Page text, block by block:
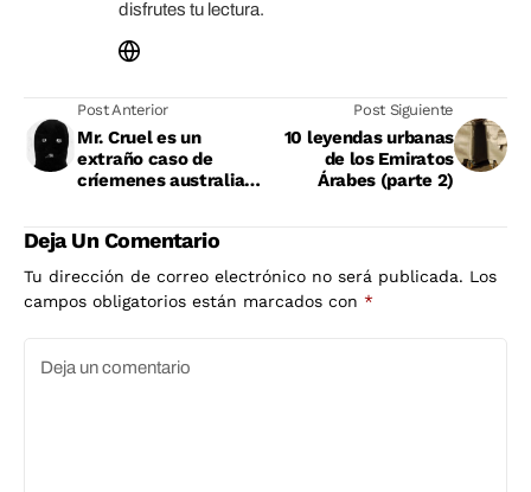
disfrutes tu lectura.
Post Anterior
Mr. Cruel es un
extraño caso de
críemenes australiano
Post Siguiente
10 leyendas urbanas
de los Emiratos
Árabes (parte 2)
Deja Un Comentario
Tu dirección de correo electrónico no será publicada. Los
campos obligatorios están marcados con *